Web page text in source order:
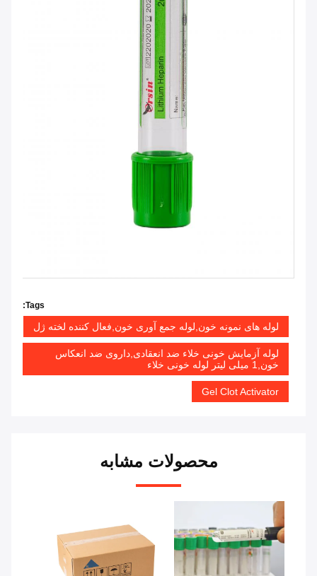
Tags:
لوله های نمونه خون,لوله جمع آوری خون,فعال کننده لخته ژل
لوله آزمایش خونی خلاء ضد انعقادی,داروی ضد انعکاس
خون,1 میلی لیتر لوله خونی خلاء
Gel Clot Activator
محصولات مشابه